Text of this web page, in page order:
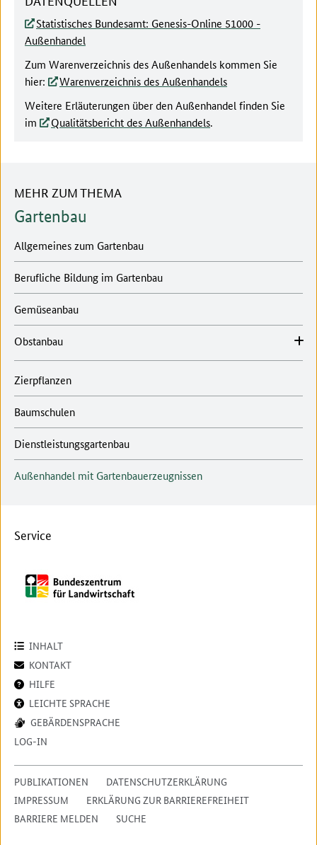
Statistisches Bundesamt: Genesis-Online 51000 -
Außenhandel
Zum Warenverzeichnis des Außenhandels kommen Sie
hier:
Warenverzeichnis des Außenhandels
Weitere Erläuterungen über den Außenhandel finden Sie
im
Qualitätsbericht des Außenhandels.
MEHR ZUM THEMA
Gartenbau
Allgemeines zum Gartenbau
Berufliche Bildung im Gartenbau
Gemüseanbau
Obstanbau
Zierpflanzen
Baumschulen
Dienstleistungsgartenbau
Außenhandel mit Gartenbauerzeugnissen
Service
INHALT
KONTAKT
HILFE
LEICHTE SPRACHE
GEBÄRDENSPRACHE
LOG-IN
PUBLIKATIONEN
DATENSCHUTZERKLÄRUNG
IMPRESSUM
ERKLÄRUNG ZUR BARRIEREFREIHEIT
BARRIERE MELDEN
SUCHE